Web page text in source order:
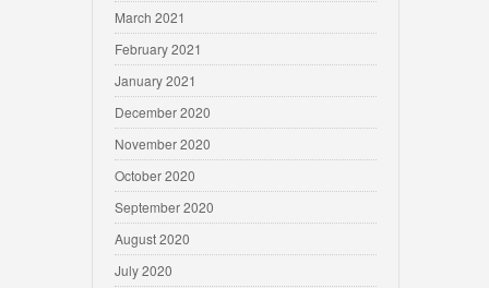
March 2021
February 2021
January 2021
December 2020
November 2020
October 2020
September 2020
August 2020
July 2020